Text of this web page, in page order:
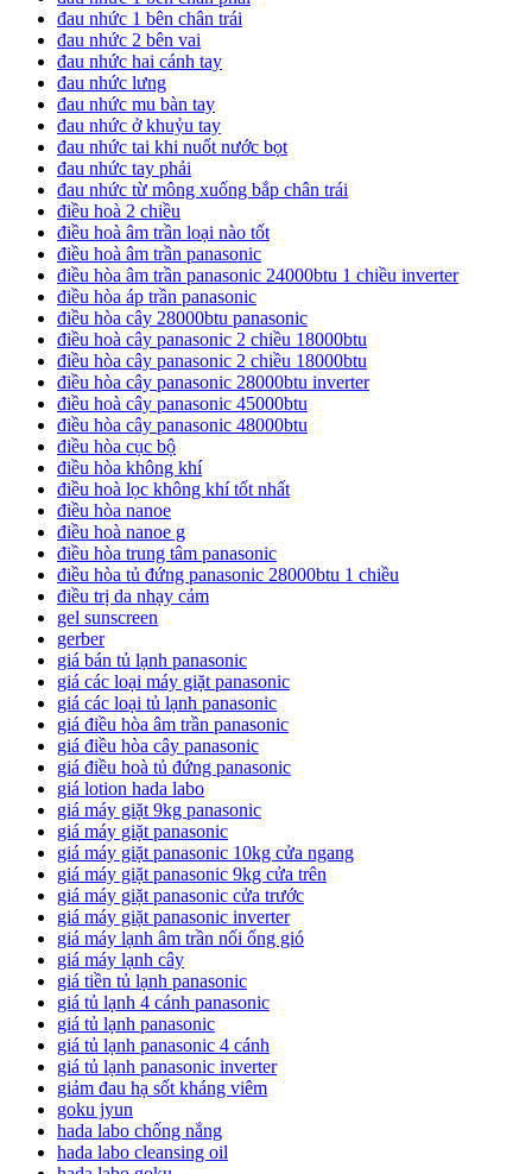
đau nhức 1 bên chân trái
đau nhức 2 bên vai
đau nhức hai cánh tay
đau nhức lưng
đau nhức mu bàn tay
đau nhức ở khuỷu tay
đau nhức tai khi nuốt nước bọt
đau nhức tay phải
đau nhức từ mông xuống bắp chân trái
điều hoà 2 chiều
điều hoà âm trần loại nào tốt
điều hoà âm trần panasonic
điều hòa âm trần panasonic 24000btu 1 chiều inverter
điều hòa áp trần panasonic
điều hòa cây 28000btu panasonic
điều hoà cây panasonic 2 chiều 18000btu
điều hòa cây panasonic 2 chiều 18000btu
điều hòa cây panasonic 28000btu inverter
điều hoà cây panasonic 45000btu
điều hòa cây panasonic 48000btu
điều hòa cục bộ
điều hòa không khí
điều hoà lọc không khí tốt nhất
điều hòa nanoe
điều hoà nanoe g
điều hòa trung tâm panasonic
điều hòa tủ đứng panasonic 28000btu 1 chiều
điều trị da nhạy cảm
gel sunscreen
gerber
giá bán tủ lạnh panasonic
giá các loại máy giặt panasonic
giá các loại tủ lạnh panasonic
giá điều hòa âm trần panasonic
giá điều hòa cây panasonic
giá điều hoà tủ đứng panasonic
giá lotion hada labo
giá máy giặt 9kg panasonic
giá máy giặt panasonic
giá máy giặt panasonic 10kg cửa ngang
giá máy giặt panasonic 9kg cửa trên
giá máy giặt panasonic cửa trước
giá máy giặt panasonic inverter
giá máy lạnh âm trần nối ống gió
giá máy lạnh cây
giá tiền tủ lạnh panasonic
giá tủ lạnh 4 cánh panasonic
giá tủ lạnh panasonic
giá tủ lạnh panasonic 4 cánh
giá tủ lạnh panasonic inverter
giảm đau hạ sốt kháng viêm
goku jyun
hada labo chống nắng
hada labo cleansing oil